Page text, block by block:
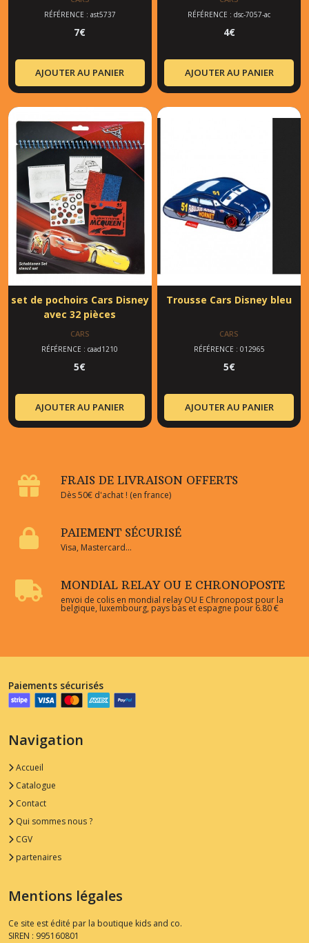
RÉFÉRENCE : ast5737
7€
AJOUTER AU PANIER
RÉFÉRENCE : dsc-7057-ac
4€
AJOUTER AU PANIER
set de pochoirs Cars Disney
avec 32 pièces
CARS
RÉFÉRENCE : caad1210
5€
AJOUTER AU PANIER
Trousse Cars Disney bleu
CARS
RÉFÉRENCE : 012965
5€
AJOUTER AU PANIER
FRAIS DE LIVRAISON OFFERTS
Dès 50€ d'achat ! (en france)
PAIEMENT SÉCURISÉ
Visa, Mastercard...
MONDIAL RELAY OU E CHRONOPOSTE
envoi de colis en mondial relay OU E Chronopost pour la
belgique, luxembourg, pays bas et espagne pour 6.80 €
Paiements sécurisés
Navigation
Accueil
Catalogue
Contact
Qui sommes nous ?
CGV
partenaires
Mentions légales
Ce site est édité par la boutique kids and co.
SIREN : 995160801